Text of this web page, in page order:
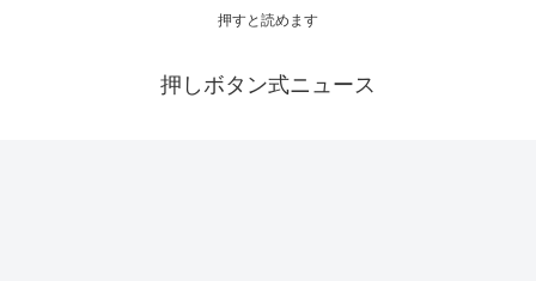
押すと読めます
押しボタン式ニュース